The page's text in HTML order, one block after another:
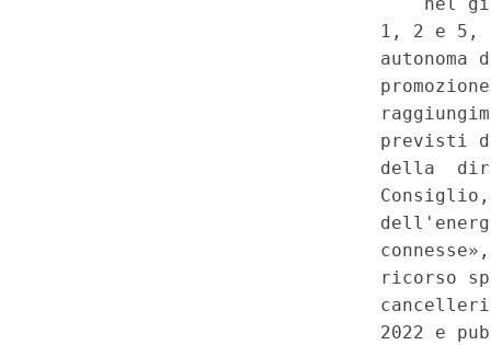
attivita' (SCIA) - Ricorso del
violazione dei principi
produzione, del trasporto e
dell'energia - Non
Impianti alimentati da fonti
Provincia autonoma di
dell'installazione di impianti
Esplicito esonero anche
- Ricorso del Governo -